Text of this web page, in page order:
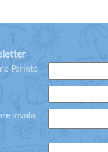
Parinte
invata